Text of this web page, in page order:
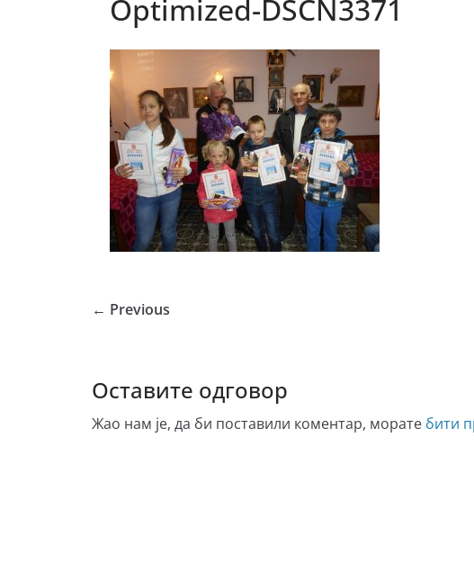
Optimized-DSCN3371
← Previous
Оставите одговор
Жао нам је, да би поставили коментар, морате бити